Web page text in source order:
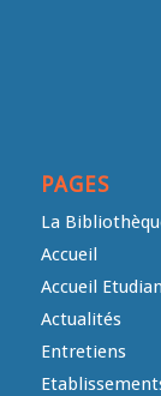
PAGES
La
Accueil
Accueil
Actualités
Entretiens